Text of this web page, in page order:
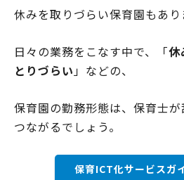
休みを取りづらい保育園もあり
日々の業務をこなす中で、「休
とりづらい」などの、
保育園の勤務形態は、保育士
つながるでしょう。
保育ICT化サービスガ